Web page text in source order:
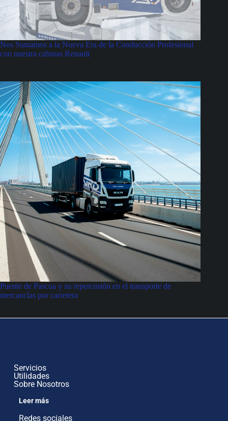
Nos Sumamos a la Nueva Era de la Conducción Profesional
con nuestra cabinas Renault
Puente de Pascua y su repercusión en el transporte de
mercancías por carretera
Servicios
Utilidades
Sobre Nosotros
Leer más
Redes sociales